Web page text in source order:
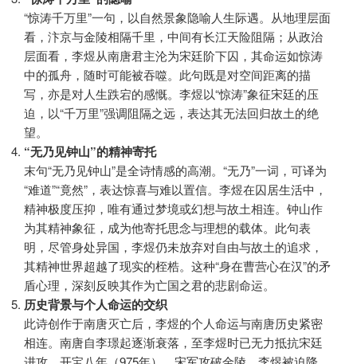
“惊涛千万里”一句，以自然景象隐喻人生际遇。从地理层面
看，汴京与金陵相隔千里，中间有长江天险阻隔；从政治
层面看，李煜从南唐君主沦为宋廷阶下囚，其命运如惊涛
中的孤舟，随时可能被吞噬。此句既是对空间距离的描
写，亦是对人生跌宕的感慨。李煜以“惊涛”象征宋廷的压
迫，以“千万里”强调阻隔之远，表达其无法回归故土的绝
望。
“无乃见钟山”的精神寄托
末句“无乃见钟山”是全诗情感的高潮。“无乃”一词，可译为
“难道”“竟然”，表达惊喜与难以置信。李煜在囚居生活中，
精神极度压抑，唯有通过梦境或幻想与故土相连。钟山作
为其精神象征，成为他寄托思念与理想的载体。此句表
明，尽管身处异国，李煜仍未放弃对自由与故土的追求，
其精神世界超越了现实的桎梏。这种“身在曹营心在汉”的矛
盾心理，深刻反映其作为亡国之君的悲剧命运。
历史背景与个人命运的交织
此诗创作于南唐灭亡后，李煜的个人命运与南唐历史紧密
相连。南唐自李璟起逐渐衰落，至李煜时已无力抵抗宋廷